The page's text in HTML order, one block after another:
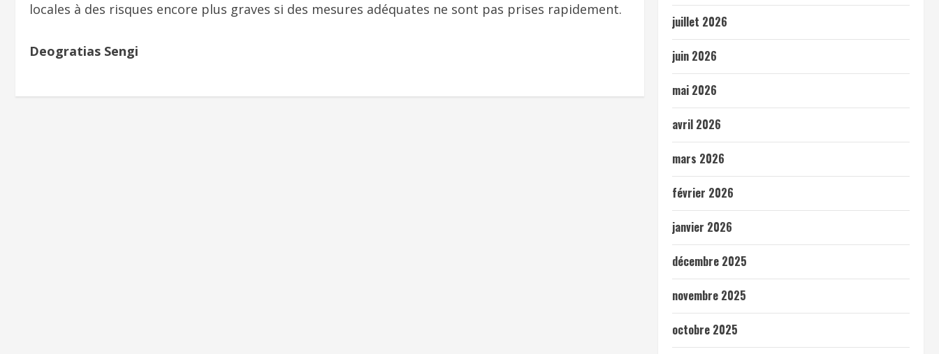
locales à des risques encore plus graves si des mesures adéquates ne sont pas prises rapidement.
Deogratias Sengi
juillet 2026
juin 2026
mai 2026
avril 2026
mars 2026
février 2026
janvier 2026
décembre 2025
novembre 2025
octobre 2025